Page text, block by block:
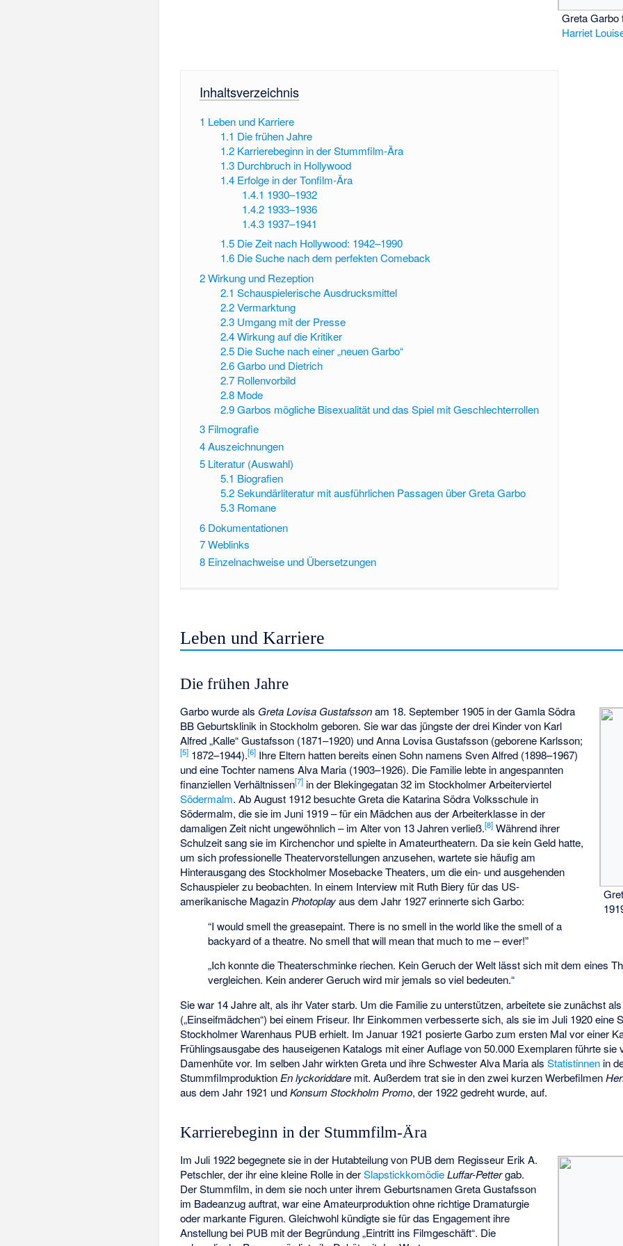
Greta
Harriet
Inhaltsverzeichnis
1 Leben und Karriere
1.1 Die frühen Jahre
1.2 Karrierebeginn in der Stummfilm-Ära
1.3 Durchbruch in Hollywood
1.4 Erfolge in der Tonfilm-Ära
1.4.1 1930–1932
1.4.2 1933–1936
1.4.3 1937–1941
1.5 Die Zeit nach Hollywood: 1942–1990
1.6 Die Suche nach dem perfekten Comeback
2Wirkung und Rezeption
2.1 Schauspielerische Ausdrucksmittel
2.2 Vermarktung
2.3 Umgang mit der Presse
2.4 Wirkung auf die Kritiker
2.5 Die Suche nach einer „neuen Garbo“
2.6 Garbo und Dietrich
2.7 Rollenvorbild
2.8 Mode
2.9 Garbos mögliche Bisexualität und das Spiel mit Geschlechterrollen
3 Filmografie
4Auszeichnungen
5 Literatur (Auswahl)
5.1 Biografien
5.2 Sekundärliteratur mit ausführlichen Passagen über Greta Garbo
5.3 Romane
6 Dokumentationen
7Weblinks
8 Einzelnachweise und Übersetzungen
Leben und Karriere
Die frühen Jahre
Garbo wurde als Greta Lovisa Gustafssonam 18. September 1905 in der Gamla Södra
BB Geburtsklinik in Stockholm geboren. Sie war das jüngste der drei Kinder von Karl
Alfred „Kalle“ Gustafsson (1871–1920) und Anna Lovisa Gustafsson (geborene Karlsson;
[5] 1872–1944).[6] Ihre Eltern hatten bereits einen Sohn namens Sven Alfred (1898–1967)
und eine Tochter namens Alva Maria (1903–1926). Die Familie lebte in angespannten
finanziellen Verhältnissen[7] in der Blekingegatan 32 im Stockholmer Arbeiterviertel
Södermalm. Ab August 1912 besuchte Greta die Katarina Södra Volksschule in
Södermalm, die sie im Juni 1919 – für ein Mädchen aus der Arbeiterklasse in der
damaligen Zeit nicht ungewöhnlich – im Alter von 13 Jahren verließ.[8] Während ihrer
Schulzeit sang sie im Kirchenchor und spielte in Amateurtheatern. Da sie kein Geld hatte,
um sich professionelle Theatervorstellungen anzusehen, wartete sie häufig am
Hinterausgang des Stockholmer Mosebacke Theaters, um die ein- und ausgehenden
Schauspieler zu beobachten. In einem Interview mit Ruth Biery für das US-
amerikanische Magazin Photoplayaus dem Jahr 1927 erinnerte sich Garbo:
“I would smell the greasepaint. There is no smell in the world like the smell of a
backyard of a theatre. No smell that will mean that much to me – ever!”
„Ich konnte die Theaterschminke riechen. Kein Geruch der Welt lässt sich mit dem eines
vergleichen. Kein anderer Geruch wird mir jemals so viel bedeuten.“
Sie war 14 Jahre alt, als ihr Vater starb. Um die Familie zu unterstützen, arbeitete sie zunächst
(„Einseifmädchen“) bei einem Friseur. Ihr Einkommen verbesserte sich, als sie im Juli 1920 eine
Stockholmer Warenhaus PUBerhielt. Im Januar 1921 posierte Garbo zum ersten Mal vor einer
Frühlingsausgabe des hauseigenen Katalogs mit einer Auflage von 50.000 Exemplaren führte sie
Damenhüte vor. Im selben Jahr wirkten Greta und ihre Schwester Alva Maria alsStatistinnen in
Stummfilmproduktion En lyckoriddare mit. Außerdem trat sie in den zwei kurzen Werbefilmen
aus dem Jahr 1921 undKonsum Stockholm Promo, der 1922 gedreht wurde, auf.
Karrierebeginn in der Stummfilm-Ära
Im Juli 1922 begegnete sie in der Hutabteilung von PUB dem Regisseur Erik A.
Petschler, der ihr eine kleine Rolle in derSlapstickkomödie Luffar-Pettergab.
Der Stummfilm, in dem sie noch unter ihrem Geburtsnamen Greta Gustafsson
im Badeanzug auftrat, war eine Amateurproduktion ohne richtige Dramaturgie
oder markante Figuren. Gleichwohl kündigte sie für das Engagement ihre
Anstellung bei PUB mit der Begründung „Eintritt ins Filmgeschäft“. Die